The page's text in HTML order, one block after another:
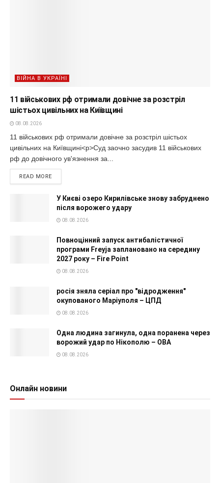
ВІЙНА В УКРАЇНІ
11 військових рф отримали довічне за розстріл
шістьох цивільних на Київщині
08.08.2026
11 військових рф отримали довічне за розстріл шістьох
цивільних на Київщині<p>Суд заочно засудив 11 військових
рф до довічного ув'язнення за...
READ MORE
У Києві озеро Кирилівське знову забруднено
після ворожего удару
08.08.2026
Повноцінний запуск антибалістичної
програми Freyja заплановано на середину
2027 року – Fire Point
08.08.2026
росія зняла серіал про "відродження"
окупованого Маріуполя – ЦПД
08.08.2026
Одна людина загинула, одна поранена через
ворожий удар по Нікополю – ОВА
08.08.2026
Онлайн новини